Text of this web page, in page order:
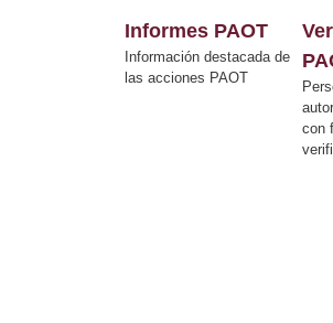
Informes PAOT
Información destacada de
las acciones PAOT
con